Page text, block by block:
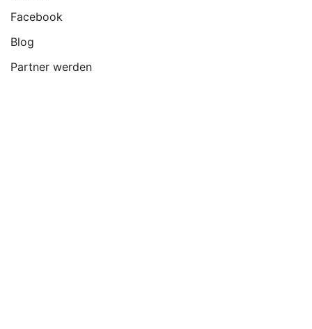
Facebook
Blog
Partner werden